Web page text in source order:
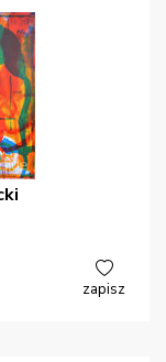
zapisz